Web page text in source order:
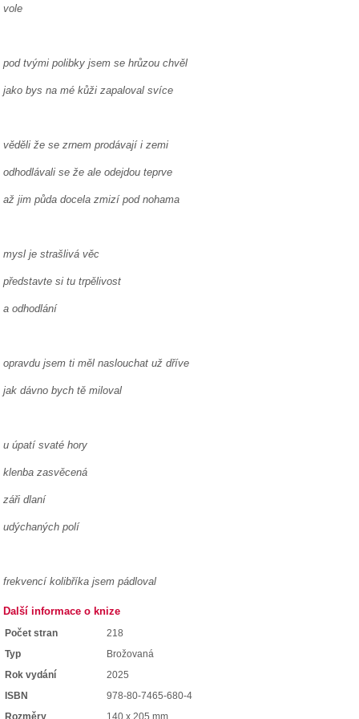
vole
pod tvými polibky jsem se hrůzou chvěl
jako bys na mé kůži zapaloval svíce
věděli že se zrnem prodávají i zemi
odhodlávali se že ale odejdou teprve
až jim půda docela zmizí pod nohama
mysl je strašlivá věc
představte si tu trpělivost
a odhodlání
opravdu jsem ti měl naslouchat už dříve
jak dávno bych tě miloval
u úpatí svaté hory
klenba zasvěcená
záři dlaní
udýchaných polí
frekvencí kolibříka jsem pádloval
Další informace o knize
Počet stran
218
Typ
Brožovaná
Rok vydání
2025
ISBN
978-80-7465-680-4
Rozměry
140 x 205 mm